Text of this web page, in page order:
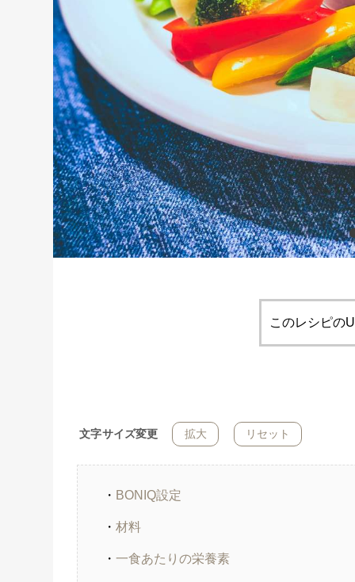
このレシピの
文字サイズ変更 拡大 リセット
・ BONIQ設定
・材料
・一食あたりの栄養素